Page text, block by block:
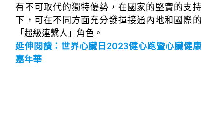
有不可取代的獨特優勢，在國家的堅實的支持
下，可在不同方面充分發揮接通內地和國際的
「超級連繫人」角色。
延伸閱讀： 世界心臟日2023健心跑暨心臟健康
嘉年華